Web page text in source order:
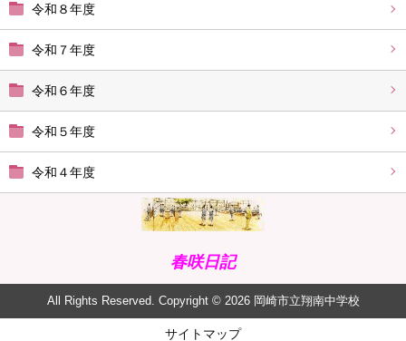
令和８年度
令和７年度
令和６年度
令和５年度
令和４年度
春咲日記
All Rights Reserved. Copyright © 2026 岡崎市立翔南中学校
サイトマップ